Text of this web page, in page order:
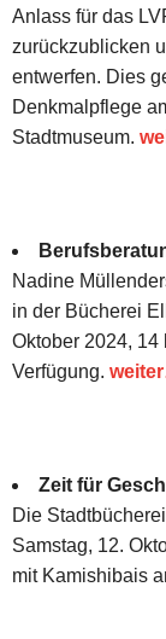
Anlass für das
zurückzublicken
entwerfen. Dies
Denkmalpflege
Stadtmuseum.
Nadine
in der Bücherei
Oktober 2024, 14
Verfügung.
Zeit für
Die
Samstag, 12.
mit Kamishibais